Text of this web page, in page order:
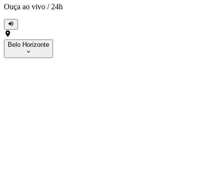
Ouça ao vivo / 24h
Belo Horizonte